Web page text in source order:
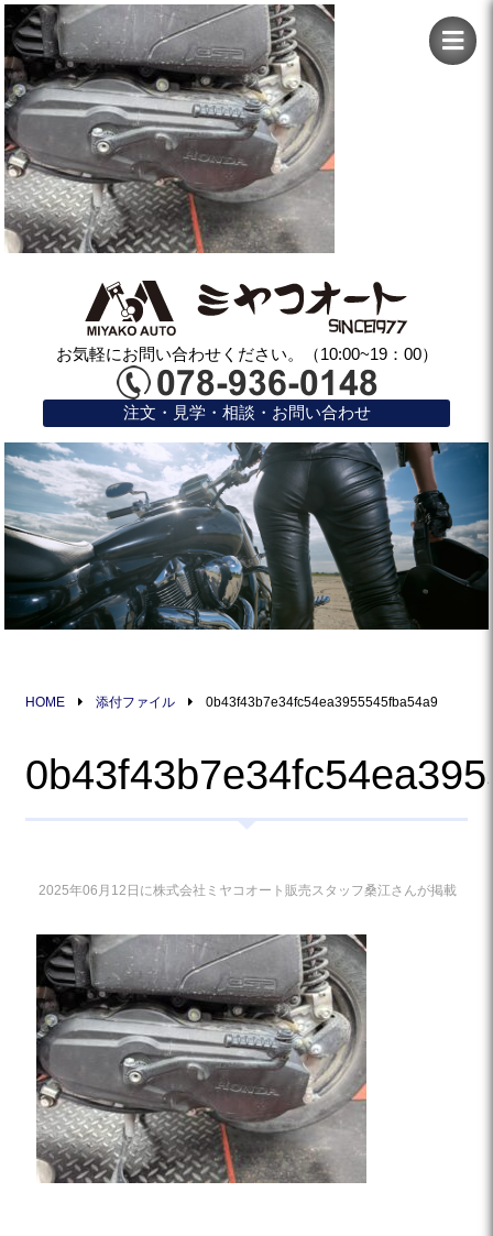
お気軽にお問い合わせください。（10:00~19：00）
注文・見学・相談・お問い合わせ
HOME 添付ファイル 0b43f43b7e34fc54ea3955545fba54a9
2025年06月12日に株式会社ミヤコオート販売スタッフ桑江さんが掲載